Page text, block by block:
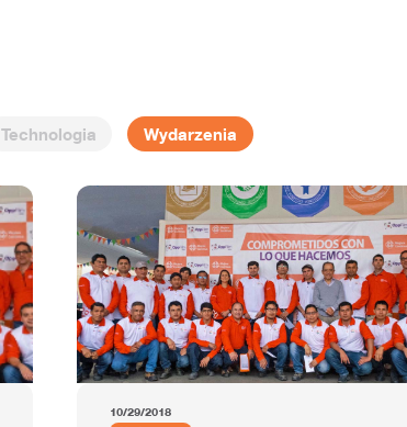
Technologia Wydarzenia
10/29/2018